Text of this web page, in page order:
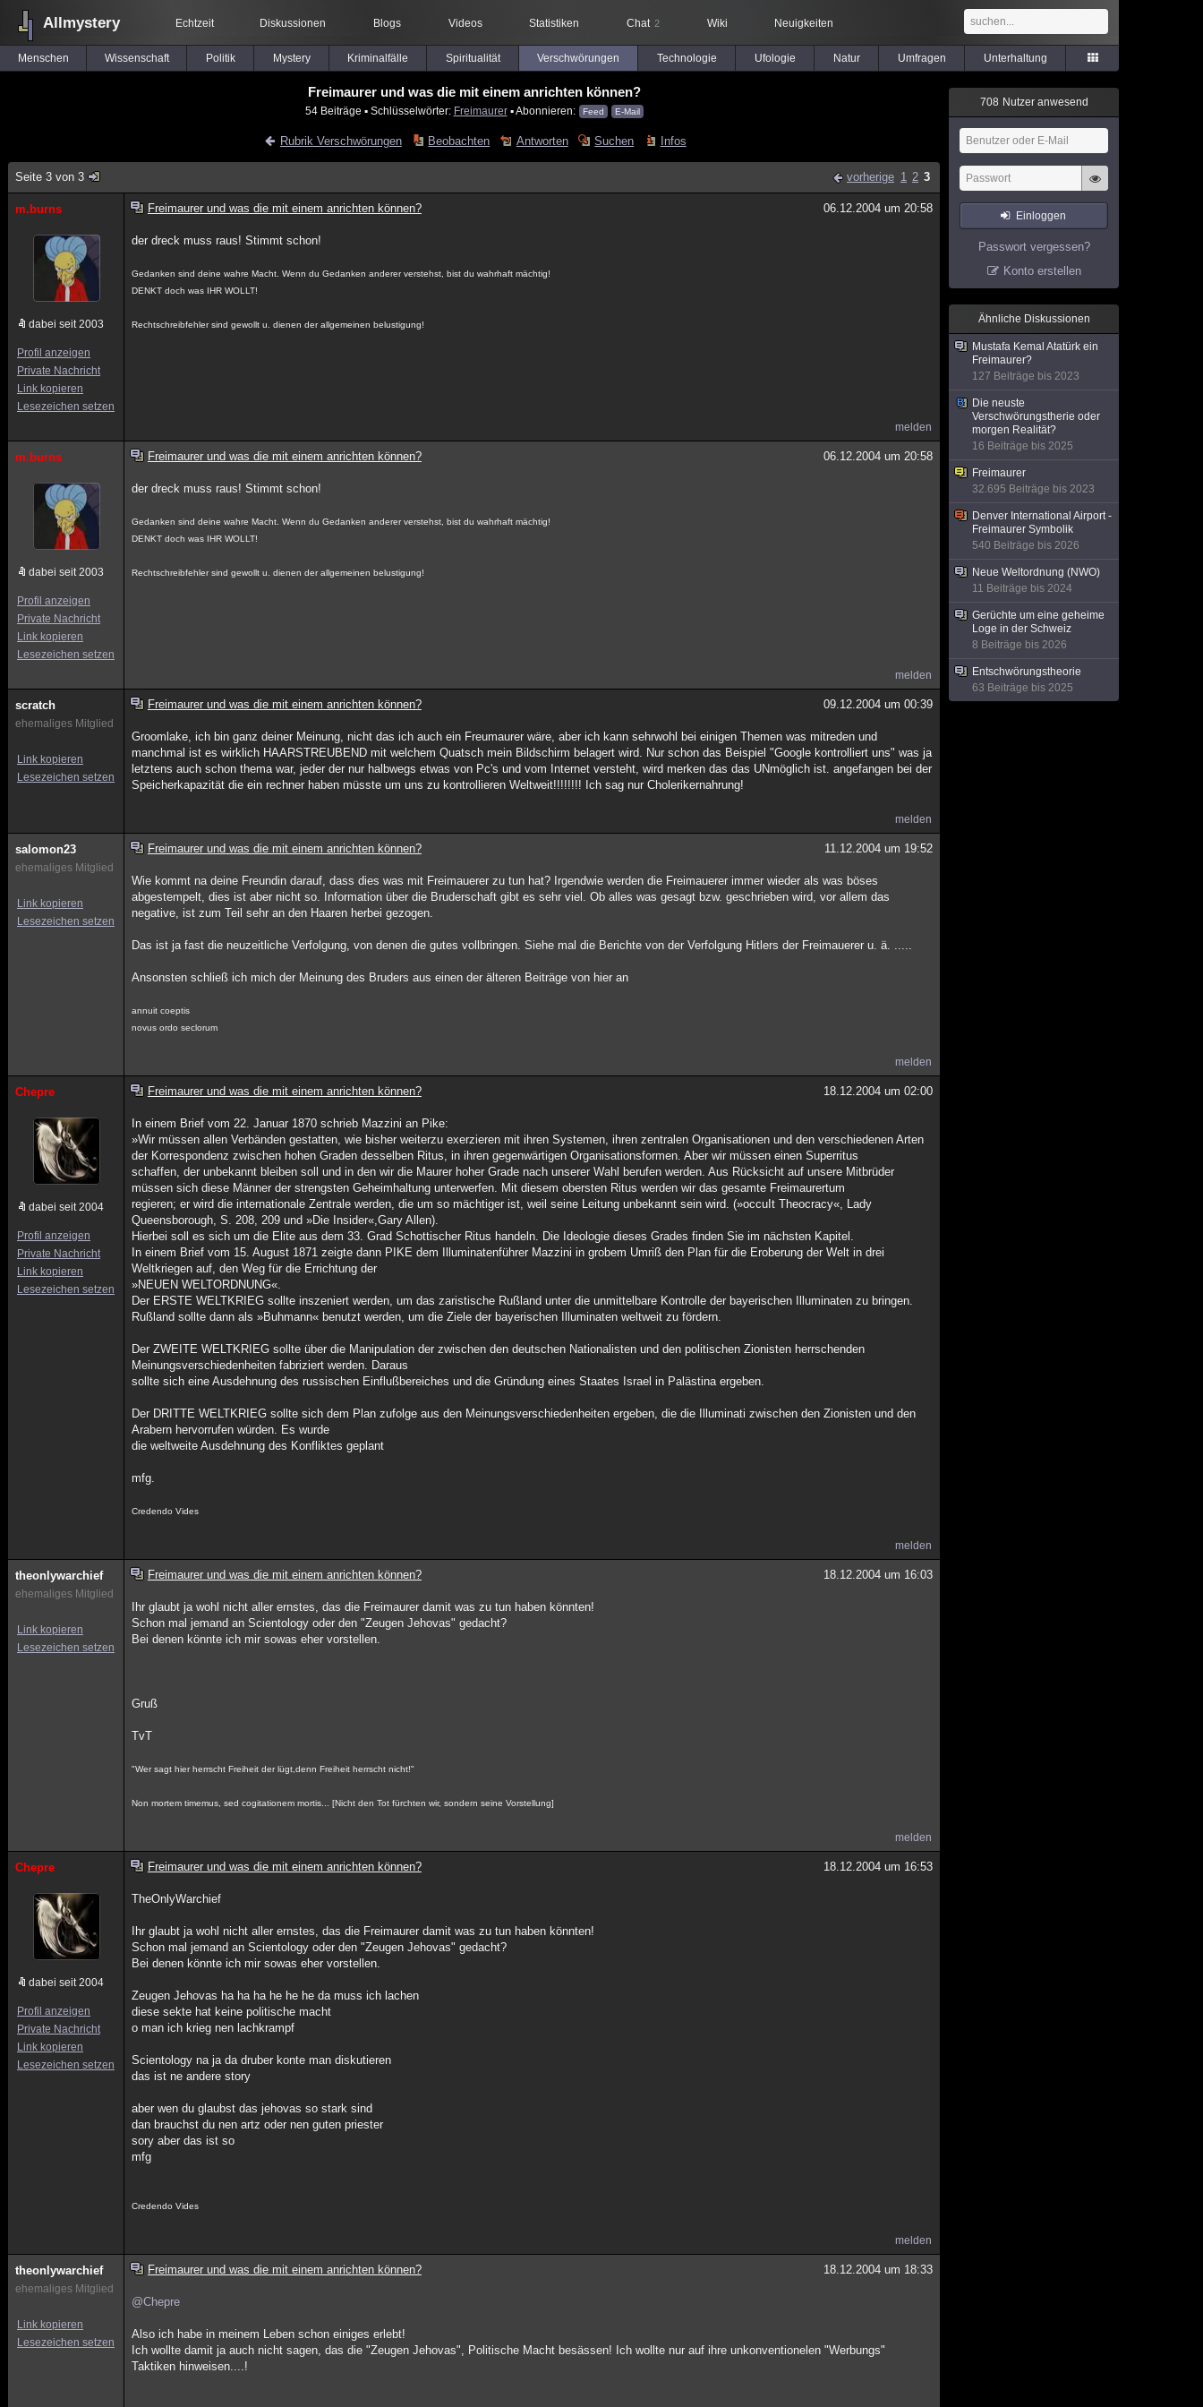
Allmystery Echtzeit Diskussionen Blogs Videos Statistiken Chat 2 Wiki Neuigkeiten
Menschen Wissenschaft Politik Mystery Kriminalfälle Spiritualität Verschwörungen Technologie Ufologie Natur Umfragen Unterhaltung
Freimaurer und was die mit einem anrichten können?
54 Beiträge ▪ Schlüsselwörter: Freimaurer▪ Abonnieren: Feed E-Mail
Rubrik Verschwörungen Beobachten Antworten Suchen Infos
Seite 3 von 3 vorherige 1 2 3
m.burns
dabei seit 2003
Profil anzeigen
Private Nachricht
Link kopieren
Lesezeichen setzen
Freimaurer und was die mit einem anrichten können? 06.12.2004 um 20:58
der dreck muss raus! Stimmt schon!
Gedanken sind deine wahre Macht. Wenn du Gedanken anderer verstehst, bist du wahrhaft mächtig!
DENKT doch was IHR WOLLT!
Rechtschreibfehler sind gewollt u. dienen der allgemeinen belustigung!
melden
m.burns
dabei seit 2003
Profil anzeigen
Private Nachricht
Link kopieren
Lesezeichen setzen
Freimaurer und was die mit einem anrichten können? 06.12.2004 um 20:58
der dreck muss raus! Stimmt schon!
Gedanken sind deine wahre Macht. Wenn du Gedanken anderer verstehst, bist du wahrhaft mächtig!
DENKT doch was IHR WOLLT!
Rechtschreibfehler sind gewollt u. dienen der allgemeinen belustigung!
melden
scratch
ehemaliges Mitglied
Link kopieren
Lesezeichen setzen
Freimaurer und was die mit einem anrichten können? 09.12.2004 um 00:39
Groomlake, ich bin ganz deiner Meinung, nicht das ich auch ein Freumaurer wäre, aber ich kann sehrwohl bei einigen Themen was mitreden und
manchmal ist es wirklich HAARSTREUBEND mit welchem Quatsch mein Bildschirm belagert wird. Nur schon das Beispiel "Google kontrolliert uns" was ja
letztens auch schon thema war, jeder der nur halbwegs etwas von Pc's und vom Internet versteht, wird merken das das UNmöglich ist. angefangen bei der
Speicherkapazität die ein rechner haben müsste um uns zu kontrollieren Weltweit!!!!!!!! Ich sag nur Cholerikernahrung!
melden
salomon23
ehemaliges Mitglied
Link kopieren
Lesezeichen setzen
Freimaurer und was die mit einem anrichten können? 11.12.2004 um 19:52
Wie kommt na deine Freundin darauf, dass dies was mit Freimauerer zu tun hat? Irgendwie werden die Freimauerer immer wieder als was böses
abgestempelt, dies ist aber nicht so. Information über die Bruderschaft gibt es sehr viel. Ob alles was gesagt bzw. geschrieben wird, vor allem das
negative, ist zum Teil sehr an den Haaren herbei gezogen.
Das ist ja fast die neuzeitliche Verfolgung, von denen die gutes vollbringen. Siehe mal die Berichte von der Verfolgung Hitlers der Freimauerer u. ä. .....
Ansonsten schließ ich mich der Meinung des Bruders aus einen der älteren Beiträge von hier an
annuit coeptis
novus ordo seclorum
melden
Chepre
dabei seit 2004
Profil anzeigen
Private Nachricht
Link kopieren
Lesezeichen setzen
Freimaurer und was die mit einem anrichten können? 18.12.2004 um 02:00
In einem Brief vom 22. Januar 1870 schrieb Mazzini an Pike:
»Wir müssen allen Verbänden gestatten, wie bisher weiterzu exerzieren mit ihren Systemen, ihren zentralen Organisationen und den verschiedenen Arten
der Korrespondenz zwischen hohen Graden desselben Ritus, in ihren gegenwärtigen Organisationsformen. Aber wir müssen einen Superritus
schaffen, der unbekannt bleiben soll und in den wir die Maurer hoher Grade nach unserer Wahl berufen werden. Aus Rücksicht auf unsere Mitbrüder
müssen sich diese Männer der strengsten Geheimhaltung unterwerfen. Mit diesem obersten Ritus werden wir das gesamte Freimaurertum
regieren; er wird die internationale Zentrale werden, die um so mächtiger ist, weil seine Leitung unbekannt sein wird. (»occuIt Theocracy«, Lady
Queensborough, S. 208, 209 und »Die Insider«,Gary Allen).
Hierbei soll es sich um die Elite aus dem 33. Grad Schottischer Ritus handeln. Die Ideologie dieses Grades finden Sie im nächsten Kapitel.
In einem Brief vom 15. August 1871 zeigte dann PIKE dem Illuminatenführer Mazzini in grobem Umriß den Plan für die Eroberung der Welt in drei
Weltkriegen auf, den Weg für die Errichtung der
»NEUEN WELTORDNUNG«.
Der ERSTE WELTKRIEG sollte inszeniert werden, um das zaristische Rußland unter die unmittelbare Kontrolle der bayerischen Illuminaten zu bringen.
Rußland sollte dann als »Buhmann« benutzt werden, um die Ziele der bayerischen Illuminaten weltweit zu fördern.
Der ZWEITE WELTKRIEG sollte über die Manipulation der zwischen den deutschen Nationalisten und den politischen Zionisten herrschenden
Meinungsverschiedenheiten fabriziert werden. Daraus
sollte sich eine Ausdehnung des russischen Einflußbereiches und die Gründung eines Staates Israel in Palästina ergeben.
Der DRITTE WELTKRIEG sollte sich dem Plan zufolge aus den Meinungsverschiedenheiten ergeben, die die Illuminati zwischen den Zionisten und den
Arabern hervorrufen würden. Es wurde
die weltweite Ausdehnung des Konfliktes geplant
mfg.
Credendo Vides
melden
theonlywarchief
ehemaliges Mitglied
Link kopieren
Lesezeichen setzen
Freimaurer und was die mit einem anrichten können? 18.12.2004 um 16:03
Ihr glaubt ja wohl nicht aller ernstes, das die Freimaurer damit was zu tun haben könnten!
Schon mal jemand an Scientology oder den "Zeugen Jehovas" gedacht?
Bei denen könnte ich mir sowas eher vorstellen.
Gruß
TvT
"Wer sagt hier herrscht Freiheit der lügt,denn Freiheit herrscht nicht!"
Non mortem timemus, sed cogitationem mortis... [Nicht den Tot fürchten wir, sondern seine Vorstellung]
melden
Chepre
dabei seit 2004
Profil anzeigen
Private Nachricht
Link kopieren
Lesezeichen setzen
Freimaurer und was die mit einem anrichten können? 18.12.2004 um 16:53
TheOnlyWarchief
Ihr glaubt ja wohl nicht aller ernstes, das die Freimaurer damit was zu tun haben könnten!
Schon mal jemand an Scientology oder den "Zeugen Jehovas" gedacht?
Bei denen könnte ich mir sowas eher vorstellen.
Zeugen Jehovas ha ha ha he he he da muss ich lachen
diese sekte hat keine politische macht
o man ich krieg nen lachkrampf
Scientology na ja da druber konte man diskutieren
das ist ne andere story
aber wen du glaubst das jehovas so stark sind
dan brauchst du nen artz oder nen guten priester
sory aber das ist so
mfg
Credendo Vides
melden
theonlywarchief
ehemaliges Mitglied
Link kopieren
Lesezeichen setzen
Freimaurer und was die mit einem anrichten können? 18.12.2004 um 18:33
@Chepre
Also ich habe in meinem Leben schon einiges erlebt!
Ich wollte damit ja auch nicht sagen, das die "Zeugen Jehovas", Politische Macht besässen! Ich wollte nur auf ihre unkonventionelen "Werbungs"
Taktiken hinweisen....!
708 Nutzer anwesend
Einloggen
Passwort vergessen?
Konto erstellen
Ähnliche Diskussionen
Mustafa Kemal Atatürk ein
Freimaurer?
127 Beiträge bis 2023
Die neuste
Verschwörungstherie oder
morgen Realität?
16 Beiträge bis 2025
Freimaurer
32.695 Beiträge bis 2023
Denver International Airport -
Freimaurer Symbolik
540 Beiträge bis 2026
Neue Weltordnung (NWO)
11 Beiträge bis 2024
Gerüchte um eine geheime
Loge in der Schweiz
8 Beiträge bis 2026
Entschwörungstheorie
63 Beiträge bis 2025